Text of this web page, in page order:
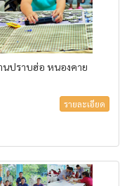
นปราบฮ่อ หนองคาย
รายละเอียด